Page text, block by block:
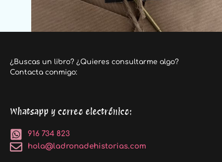
¿Buscas un libro? ¿Quieres consultarme algo?
Contacta conmigo:
Whatsapp y correo electrónico:
916 734 823
hola@ladronadehistorias.com